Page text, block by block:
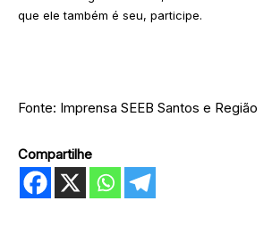
que ele também é seu, participe.
Fonte: Imprensa SEEB Santos e Região
Compartilhe